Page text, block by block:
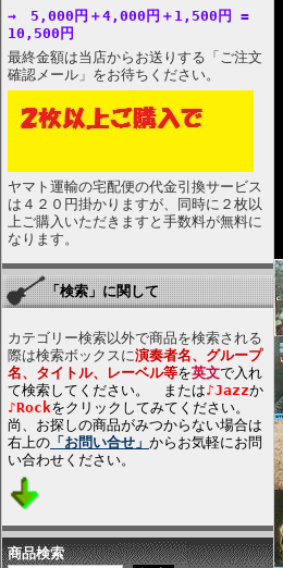
→ 5,000円＋4,000円＋1,500円 =
10,500円
最終金額は当店からお送りする「ご注文
確認メール」をお待ちください。
ヤマト運輸の宅配便の代金引換サービス
は４２０円掛かりますが、同時に２枚以
上ご購入いただきますと手数料が無料に
なります。
「検索」に関して
カテゴリー検索以外で商品を検索される
際は検索ボックスに演奏者名、グループ
名、タイトル、レーベル等を英文で入れ
て検索してください。 または♪Jazzか
♪Rockをクリックしてみてください。
尚、お探しの商品がみつからない場合は
右上の 「お問い合せ」 からお気軽にお問
い合わせください。
商品検索